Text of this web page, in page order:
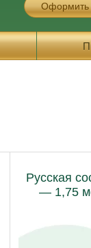
Оформить
Русская
— 1,75